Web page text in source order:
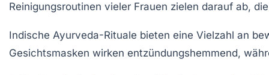
Reinigungsroutinen vieler Frauen zielen darauf ab,
Indische Ayurveda-Rituale bieten eine Vielzahl an
Gesichtsmasken wirken entzündungshemmend,